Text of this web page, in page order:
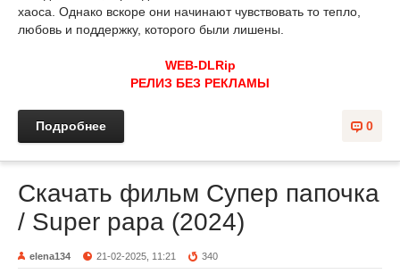
хаоса. Однако вскоре они начинают чувствовать то тепло,
любовь и поддержку, которого были лишены.
WEB-DLRip
РЕЛИЗ БЕЗ РЕКЛАМЫ
0
Подробнее
Скачать фильм Супер папочка
/ Super papa (2024)
elena134 21-02-2025, 11:21 340